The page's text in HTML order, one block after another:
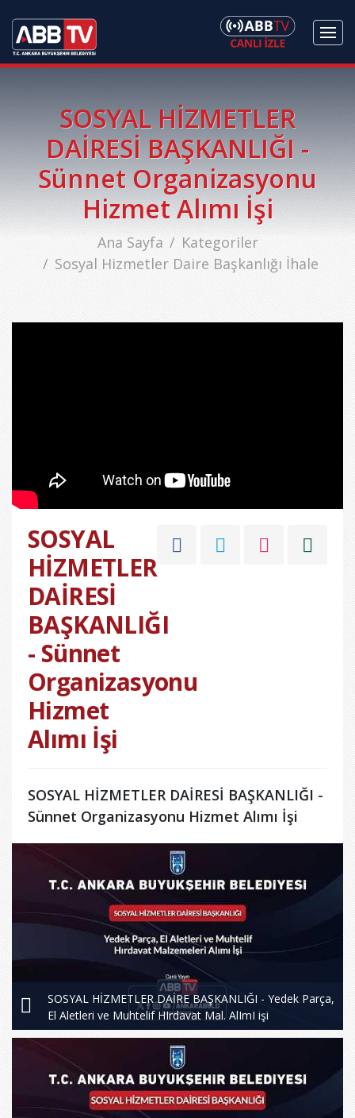
SOSYAL HİZMETLER
DAİRESİ BAŞKANLIĞI -
Sünnet Organizasyonu
Hizmet Alımı İşi
Ana Sayfa
Kategoriler
Sosyal Hizmetler Daire Başkanlığı İhale
SOSYAL
HİZMETLER
DAİRESİ
BAŞKANLIĞI
- Sünnet
Organizasyonu
Hizmet
Alımı İşi
SOSYAL HİZMETLER DAİRESİ BAŞKANLIĞI -
Sünnet Organizasyonu Hizmet Alımı İşi
SOSYAL HİZMETLER DAİRE BAŞKANLIĞI - Yedek Parça,
El Aletleri ve Muhtelif HIrdavat Mal. AlImI işi